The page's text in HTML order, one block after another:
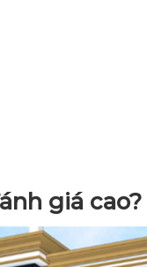
giá cao?